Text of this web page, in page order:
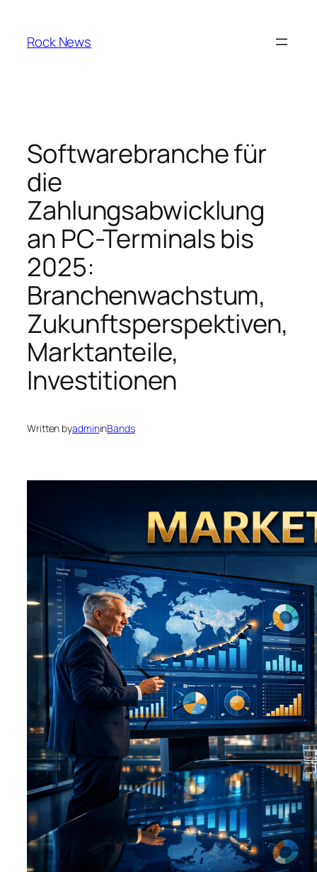
content
Rock News
Softwarebranche für
die
Zahlungsabwicklung
an PC-Terminals bis
2025:
Branchenwachstum,
Zukunftsperspektiven,
Marktanteile,
Investitionen
Written byadmininBands